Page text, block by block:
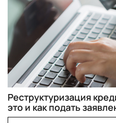
Реструктуризация
это и как подать